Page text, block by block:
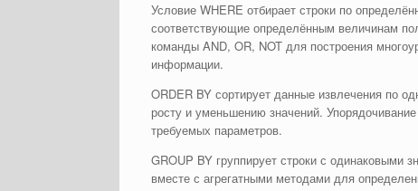
Условие WHERE отбирает строки по
соответствующие определённым величинам
команды AND, OR, NOT для построения
информации.
ORDER BY сортирует данные извлечения по
росту и уменьшению значений.
требуемых параметров.
GROUP BY группирует строки с одинаковыми
вместе с агрегатными методами для